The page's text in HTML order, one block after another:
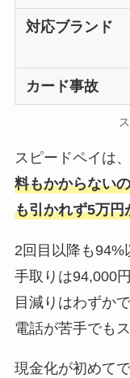
対応ブランド
カード事故
スピードペイは
料もかからない
も引かれず5万円
2回目以降も94%
手取りは94,000
目減りはわずか
電話が苦手でも
現金化が初めて